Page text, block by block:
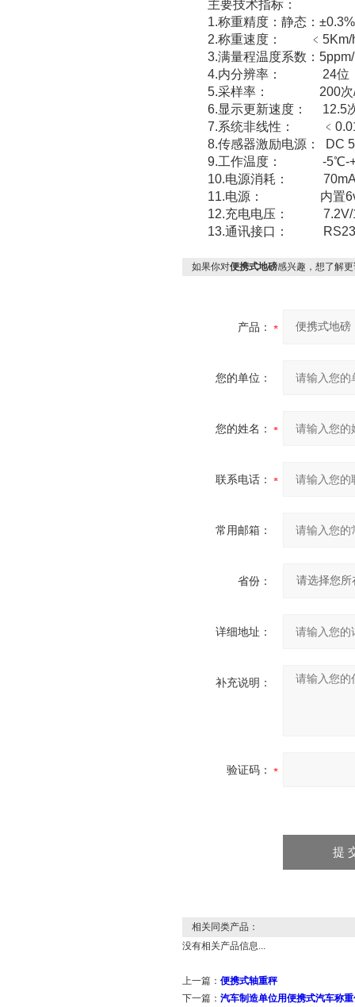
主要技术指标：
1.称重精度：静态：
2.称重速度： ﹤5Km/h
3.满量程温度系数：
4.内分辨率： 24位
5.采样率： 200次/
6.显示更新速度： 12.5
7.系统非线性：
8.传感器激励电源： DC
9.工作温度： -5℃-
10.电源消耗： 70mA(不
11.电源： 内置6v-
12.充电电压： 7.2V/
13.通讯接口：
如果你对便携式地磅感兴趣，想了解
产品：
您的单位：
您的姓名：
联系电话：
常用邮箱：
省份：
详细地址：
补充说明：
验证码：
相关同类产品：
没有相关产品信息...
上一篇： 便携式轴重秤
下一篇： 汽车制造单位用便携式汽车称